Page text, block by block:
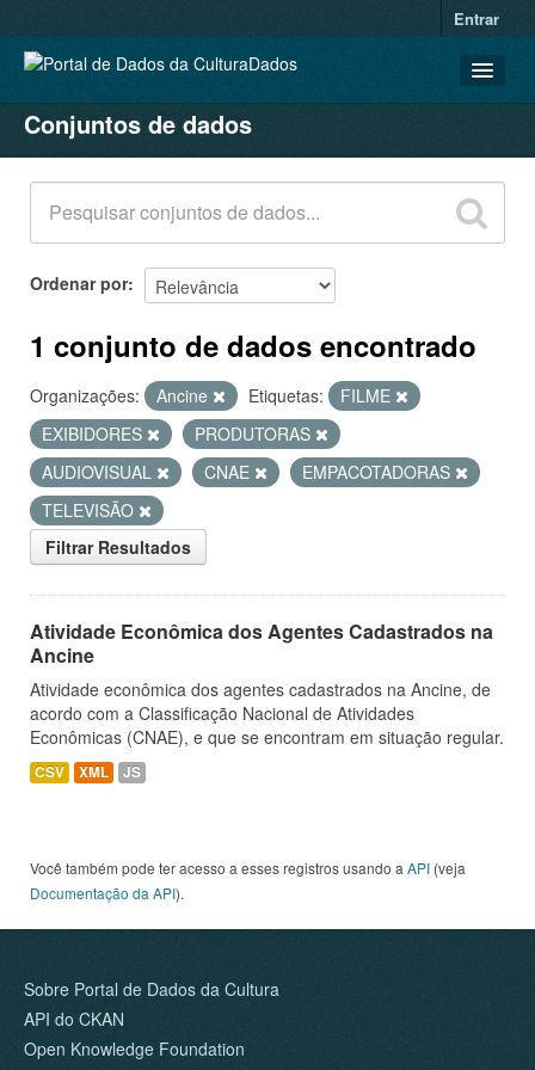
Entrar
CONJUNTOS DE DADOS
ORGANIZAÇÕES
GRUPOS
SOBRE
Conjuntos de dados
Ordenar por
1 conjunto de dados encontrado
Organizações: Ancine Etiquetas:
FILME
EXIBIDORES
PRODUTORAS
AUDIOVISUAL
CNAE
EMPACOTADORAS
TELEVISÃO
Filtrar Resultados
Atividade Econômica dos Agentes Cadastrados na
Ancine
Atividade econômica dos agentes cadastrados na Ancine, de
acordo com a Classificação Nacional de Atividades
Econômicas (CNAE), e que se encontram em situação regular.
CSV XML JS
Você também pode ter acesso a esses registros usando a API (veja
Documentação da API).
Sobre Portal de Dados da Cultura
API do CKAN
Open Knowledge Foundation